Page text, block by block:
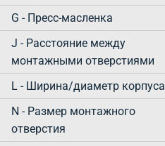
G - Пресс-масленка
J - Расстояние между
монтажными отверстиями
L - Ширина/диаметр корпуса
N - Размер монтажного
отверстия